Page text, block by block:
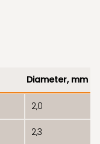
Diameter, mm
2,0
2,3